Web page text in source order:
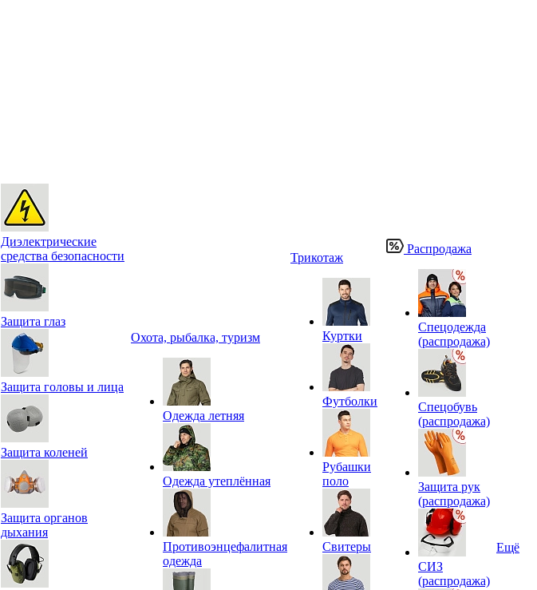
Диэлектрические
средства безопасности
Защита глаз
Защита головы и лица
Защита коленей
Защита органов
дыхания
Охота, рыбалка, туризм
Одежда летняя
Одежда утеплённая
Противоэнцефалитная
одежда
Трикотаж
Куртки
Футболки
Рубашки
поло
Свитеры
Распродажа
Спецодежда
(распродажа)
Спецобувь
(распродажа)
Защита рук
(распродажа)
СИЗ
(распродажа)
Ещё